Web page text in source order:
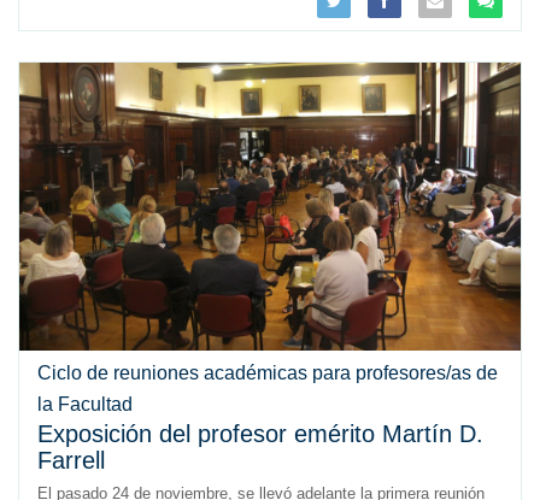
Ciclo de reuniones académicas para profesores/as de
la Facultad
Exposición del profesor emérito Martín D.
Farrell
El pasado 24 de noviembre, se llevó adelante la primera reunión